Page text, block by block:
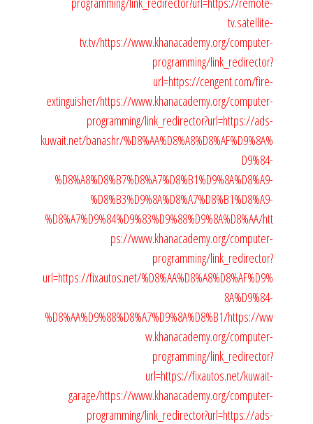
tv.satellite-
tv.tv/https://www.khanacademy.org/computer-
programming/link_redirector?
url=https://cengent.com/fire-
extinguisher/https://www.khanacademy.org/computer-
programming/link_redirector?url=https://ads-
kuwait.net/banashr/%D8%AA%D8%A8%D8%AF%D9%8A%
D9%84-
%D8%A8%D8%B7%D8%A7%D8%B1%D9%8A%D8%A9-
%D8%B3%D9%8A%D8%A7%D8%B1%D8%A9-
%D8%A7%D9%84%D9%83%D9%88%D9%8A%D8%AA/htt
ps://www.khanacademy.org/computer-
programming/link_redirector?
url=https://fixautos.net/%D8%AA%D8%A8%D8%AF%D9%
8A%D9%84-
%D8%AA%D9%88%D8%A7%D9%8A%D8%B1/https://ww
w.khanacademy.org/computer-
programming/link_redirector?
url=https://fixautos.net/kuwait-
garage/https://www.khanacademy.org/computer-
programming/link_redirector?url=https://ads-